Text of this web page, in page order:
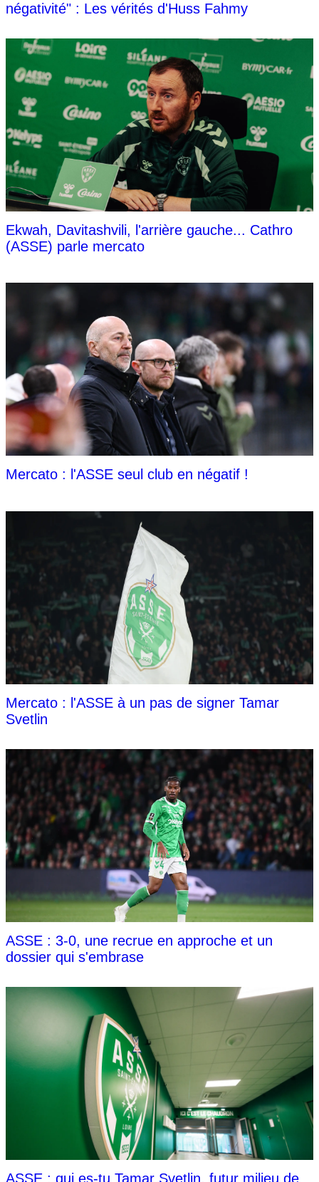
négativité" : Les vérités d'Huss Fahmy
Ekwah, Davitashvili, l'arrière gauche... Cathro
(ASSE) parle mercato
Mercato : l'ASSE seul club en négatif !
Mercato : l'ASSE à un pas de signer Tamar
Svetlin
ASSE : 3-0, une recrue en approche et un
dossier qui s'embrase
ASSE : qui es-tu Tamar Svetlin, futur milieu de